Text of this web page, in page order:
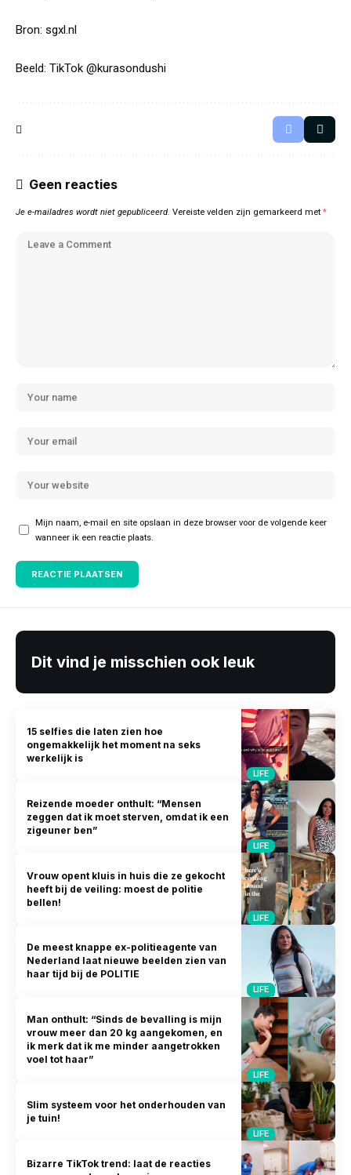
Bron: sgxl.nl
Beeld: TikTok @kurasondushi
Geen reacties
Je e-mailadres wordt niet gepubliceerd. Vereiste velden zijn gemarkeerd met *
Mijn naam, e-mail en site opslaan in deze browser voor de volgende keer
wanneer ik een reactie plaats.
Dit vind je misschien ook leuk
LIFE
15 selfies die laten zien hoe
ongemakkelijk het moment na seks
werkelijk is
LIFE
Reizende moeder onthult: “Mensen
zeggen dat ik moet sterven, omdat ik een
zigeuner ben”
LIFE
Vrouw opent kluis in huis die ze gekocht
heeft bij de veiling: moest de politie
bellen!
LIFE
De meest knappe ex-politieagente van
Nederland laat nieuwe beelden zien van
haar tijd bij de POLITIE
LIFE
Man onthult: “Sinds de bevalling is mijn
vrouw meer dan 20 kg aangekomen, en
ik merk dat ik me minder aangetrokken
voel tot haar”
LIFE
Slim systeem voor het onderhouden van
je tuin!
Bizarre TikTok trend: laat de reacties